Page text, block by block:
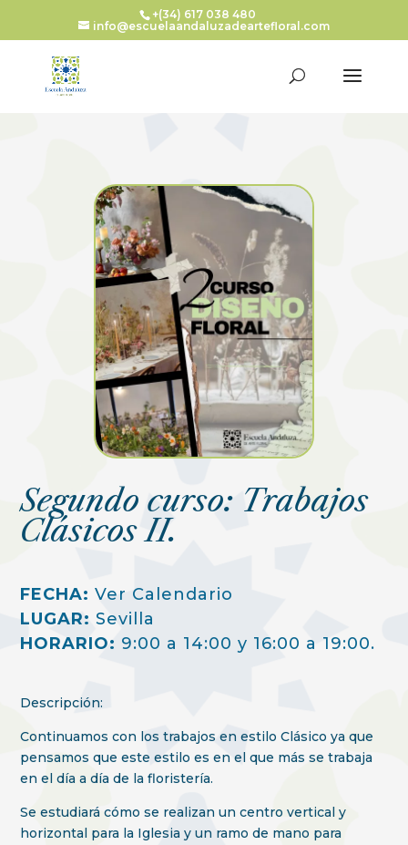
+(34) 617 038 480
info@escuelaandaluzadeartefloral.com
Segundo curso: Trabajos
Clásicos II.
FECHA: Ver Calendario
LUGAR: Sevilla
HORARIO: 9:00 a 14:00 y 16:00 a 19:00.
Descripción:
Continuamos con los trabajos en estilo Clásico ya que
pensamos que este estilo es en el que más se trabaja
en el día a día de la floristería.
Se estudiará cómo se realizan un centro vertical y
horizontal para la Iglesia y un ramo de mano para